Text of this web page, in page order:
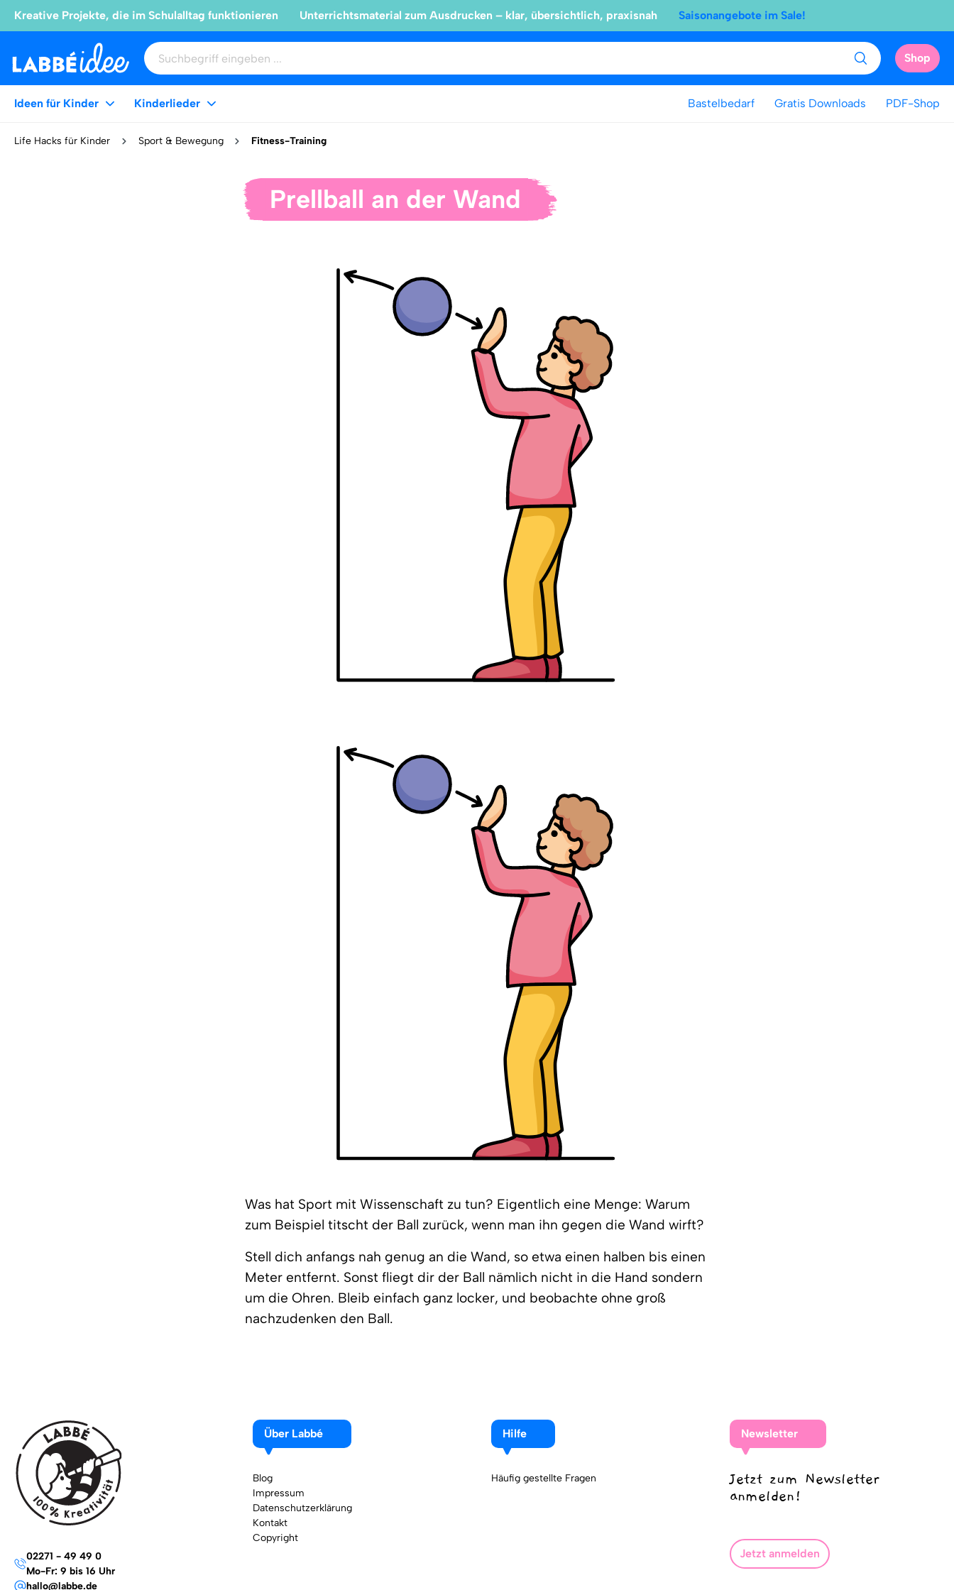
Kreative Projekte, die im Schulalltag funktionieren Unterrichtsmaterial zum Ausdrucken – klar, übersichtlich, praxisnah Saisonangebote im Sale!
Shop
Ideen für Kinder Kinderlieder Bastelbedarf Gratis Downloads PDF-Shop
Life Hacks für Kinder Sport & Bewegung Fitness-Training
Prellball an der Wand
Was hat Sport mit Wissenschaft zu tun? Eigentlich eine Menge: Warum
zum Beispiel titscht der Ball zurück, wenn man ihn gegen die Wand wirft?
Stell dich anfangs nah genug an die Wand, so etwa einen halben bis einen
Meter entfernt. Sonst fliegt dir der Ball nämlich nicht in die Hand sondern
um die Ohren. Bleib einfach ganz locker, und beobachte ohne groß
nachzudenken den Ball.
02271 - 49 49 0
Mo-Fr: 9 bis 16 Uhr
hallo@labbe.de
Über Labbé
Blog
Impressum
Datenschutzerklärung
Kontakt
Copyright
Hilfe
Häufig gestellte Fragen
Newsletter
Jetzt zum Newsletter
anmelden!
Jetzt anmelden